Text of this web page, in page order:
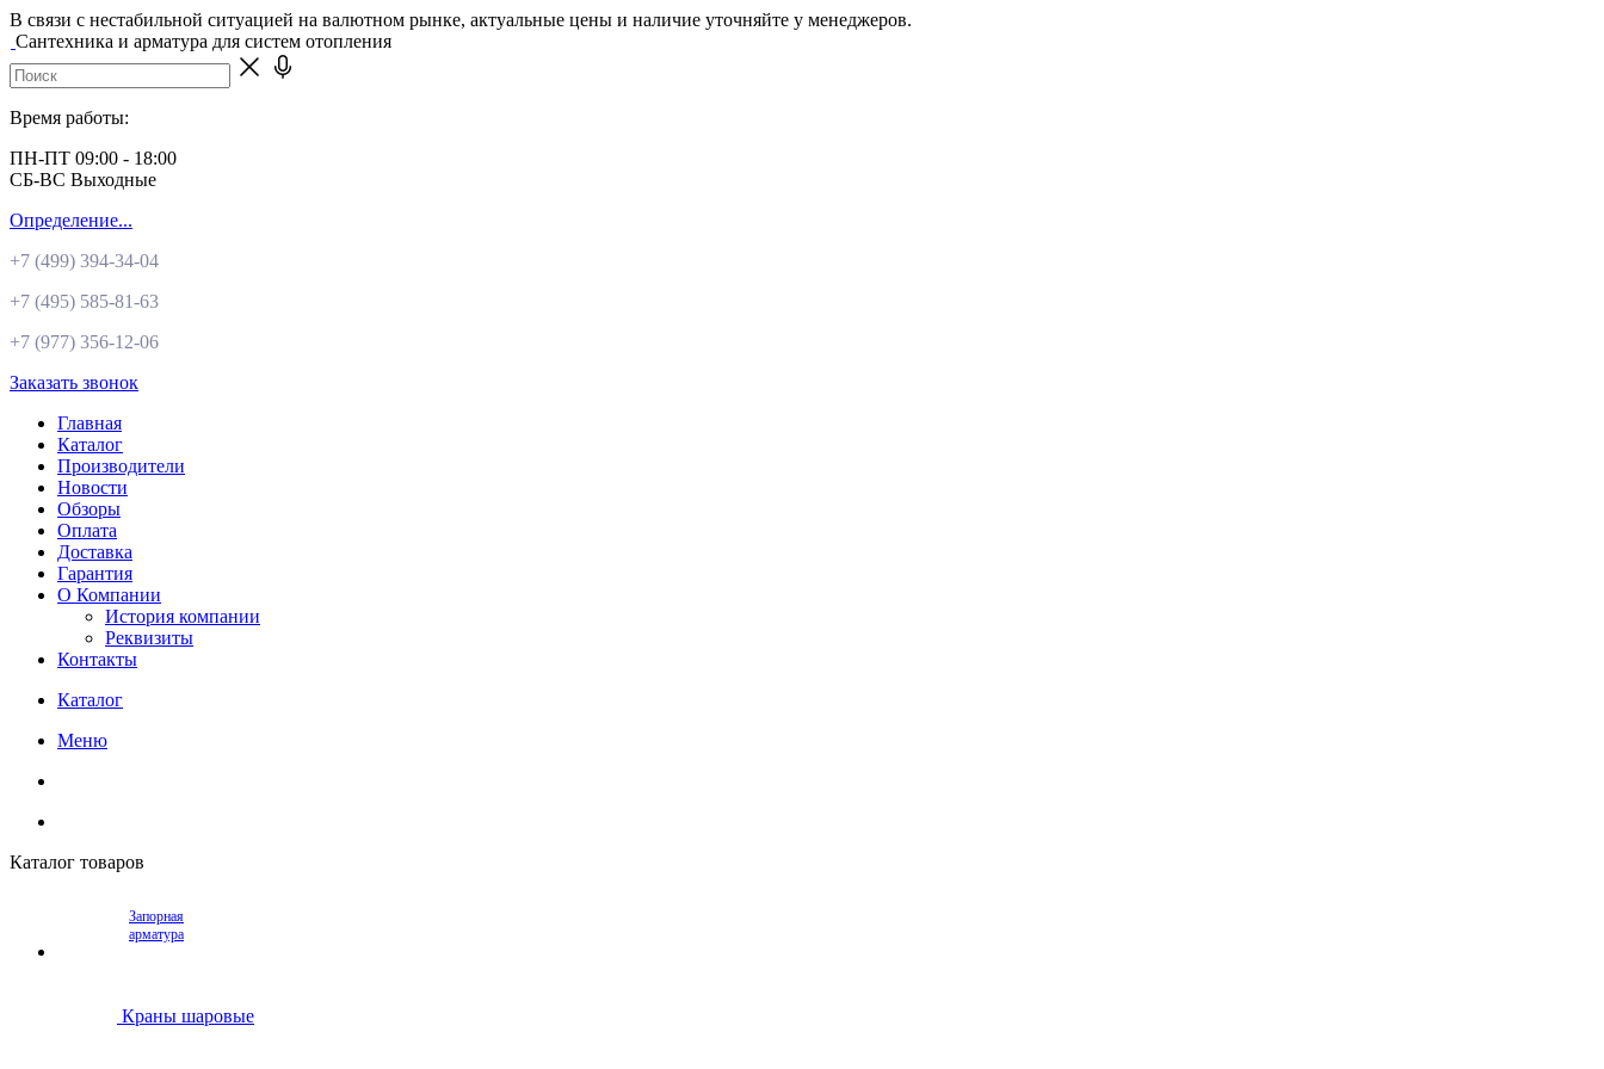
В связи с нестабильной ситуацией на валютном рынке, актуальные цены и наличие уточняйте у менеджеров.
Сантехника и арматура для систем отопления
Время работы:
ПН-ПТ 09:00 - 18:00
СБ-ВС Выходные
Определение...
+7 (499) 394-34-04
+7 (495) 585-81-63
+7 (977) 356-12-06
Заказать звонок
Главная
Каталог
Производители
Новости
Обзоры
Оплата
Доставка
Гарантия
О Компании
История компании
Реквизиты
Контакты
Каталог
Меню
Каталог товаров
Запорная
арматура
Краны шаровые